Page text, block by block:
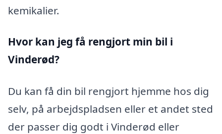
kemikalier.
Hvor kan jeg få rengjort min bil i
Vinderød?
Du kan få din bil rengjort hjemme hos dig
selv, på arbejdspladsen eller et andet sted
der passer dig godt i Vinderød eller